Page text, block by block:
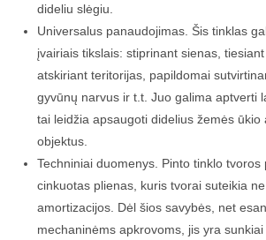
dideliu slėgiu.
Universalus panaudojimas. Šis tinklas
įvairiais tikslais: stiprinant sienas,
atskiriant teritorijas, papildomai
gyvūnų narvus ir t.t. Juo galima aptverti
tai leidžia apsaugoti didelius žemės ūkio
objektus.
Techniniai duomenys. Pinto tinklo
cinkuotas plienas, kuris tvorai suteikia
amortizacijos. Dėl šios savybės, net
mechaninėms apkrovoms, jis yra